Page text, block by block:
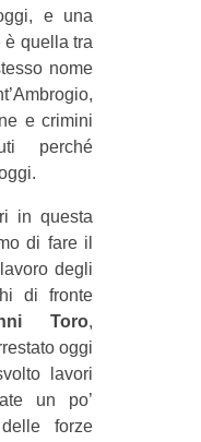
e una
quella tra
nome
e crimini
perché
in questa
di fare il
degli
di fronte
Toro,
oggi
lavori
un po’
forze